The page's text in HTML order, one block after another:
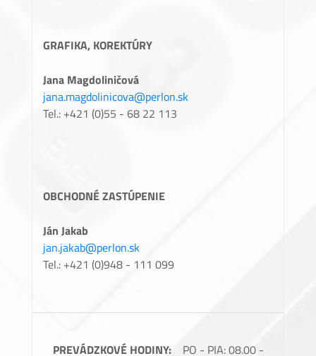
GRAFIKA, KOREKTÚRY
Jana Magdoliničová
jana.magdolinicova@perlon.sk
Tel.: +421 (0)55 - 68 22 113
OBCHODNÉ ZASTÚPENIE
Ján Jakab
jan.jakab@perlon.sk
Tel.: +421 (0)948 - 111 099
PREVÁDZKOVÉ HODINY: PO - PIA: 08.00 -